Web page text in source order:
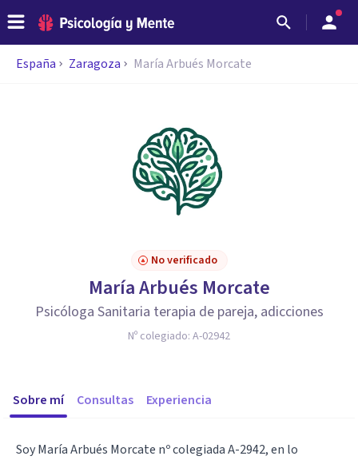
España Zaragoza María Arbués Morcate
No verificado
María Arbués Morcate
Psicóloga Sanitaria terapia de pareja, adicciones
Nº colegiado: A-02942
Sobre mí Consultas Experiencia
Soy María Arbués Morcate nº colegiada A-2942, en lo